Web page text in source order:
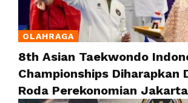
OLAHRAGA
8th Asian Taekwondo
Championships Diharapkan
Roda Perekonomian Jakarta